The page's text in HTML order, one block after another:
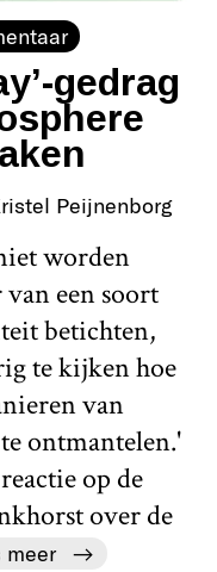
gedrag
Peijnenborg
worden
een soort
betichten,
te kijken hoe
van
ontmantelen.'
op de
over de
meer